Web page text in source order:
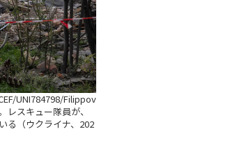
UNI784798/Filippov
レスキュー隊員が、
る（ウクライナ、202